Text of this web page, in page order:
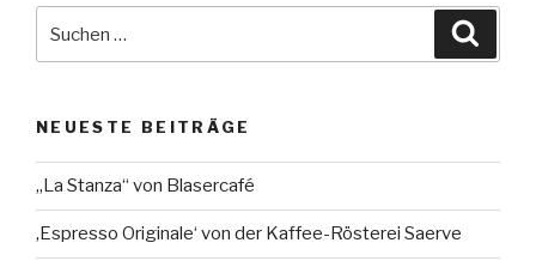
nach:
NEUESTE BEITRÄGE
„La Stanza“ von Blasercafé
‚Espresso Originale‘ von der Kaffee-Rösterei Saerve